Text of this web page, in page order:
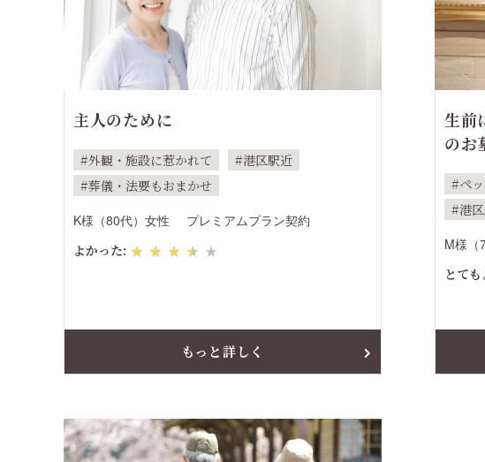
主人のために
外観・施設に惹かれて
港区駅近
葬儀・法要もおまかせ
K様（80代）女性
プレミアムプラン契約
よかった: ★★★★★
もっと詳しく
生前
のお
ペ
港
M様（
とて